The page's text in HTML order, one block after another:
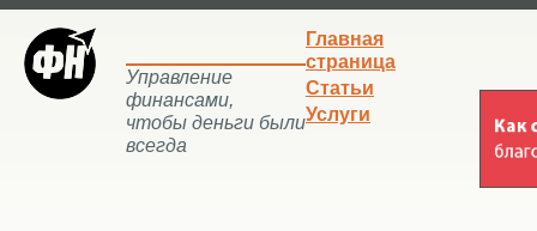
Управление
финансами,
чтобы деньги были
всегда
Главная
страница
Статьи
Услуги